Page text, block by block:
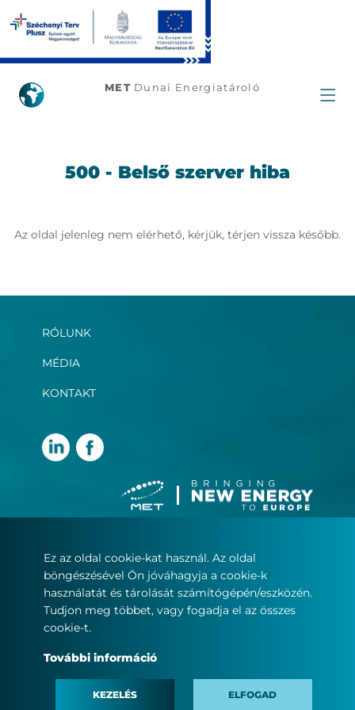
500
METDunai Energiatároló
500 - Belső szerver hiba
Az oldal jelenleg nem elérhető, kérjük, térjen vissza később.
RÓLUNK
MÉDIA
KONTAKT
Felhasználási feltételek
Adatvédelmi nyilatkozat
Sütikezelés
MET.com – Minden jog fenntartva.
Ez az oldal cookie-kat használ. Az oldal
böngészésével Ön jóváhagyja a cookie-k
használatát és tárolását számítógépén/eszközén.
Tudjon meg többet, vagy fogadja el az összes
cookie-t.
További információ
KEZELÉS ELFOGAD